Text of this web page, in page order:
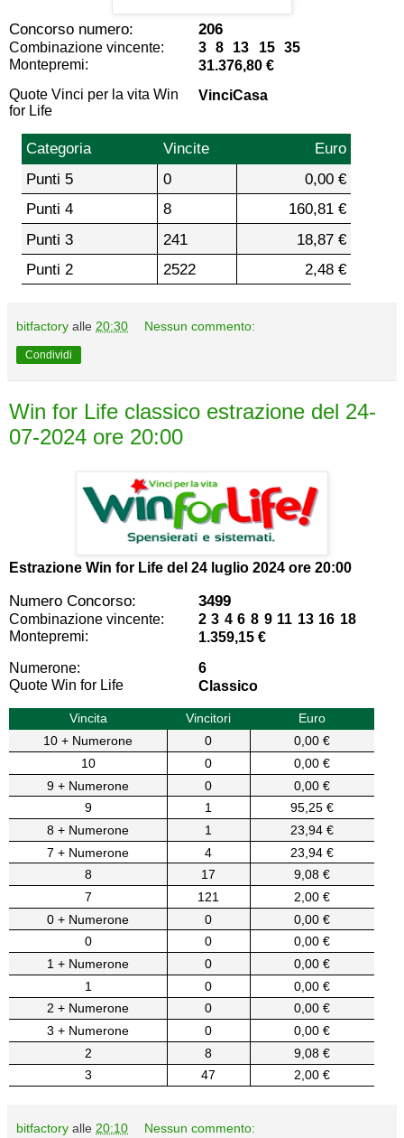
Concorso numero: 206
Combinazione vincente:
3 8 13 15 35
Montepremi:
31.376,80 €
Quote Vinci per la vita Win
for Life
VinciCasa
Categoria Vincite
Euro
Punti 5
0
0,00 €
Punti 4
8
160,81 €
Punti 3
241
18,87 €
Punti 2
2522 2,48 €
bitfactory alle 20:30 Nessun commento:
Condividi
Win for Life classico estrazione del 24-
07-2024 ore 20:00
Estrazione Win for Life del 24 luglio 2024 ore 20:00
Numero Concorso: 3499
Combinazione vincente:
2 3 4 6 8 9 11 13 16 18
Montepremi:
1.359,15 €
Numerone:
6
Quote Win for Life
Classico
Vincita Vincitori
Euro
10 + Numerone
0
0,00 €
10
0
0,00 €
9 + Numerone
0
0,00 €
9
1
95,25 €
8 + Numerone
1
23,94 €
7 + Numerone
4
23,94 €
8
17
9,08 €
7
121
2,00 €
0 + Numerone
0
0,00 €
0
0
0,00 €
1 + Numerone
0
0,00 €
1
0
0,00 €
2 + Numerone
0
0,00 €
3 + Numerone
0
0,00 €
2
8
9,08 €
3
47 2,00 €
bitfactory alle 20:10 Nessun commento: